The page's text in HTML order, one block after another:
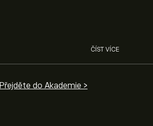
ČÍST VÍCE
Přejděte do Akademie >